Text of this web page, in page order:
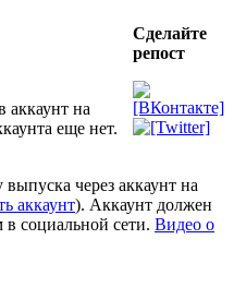
аккаунт на
еще нет.
Сделайте
репост
через аккаунт на
аккаунт). Аккаунт должен
социальной сети. Видео о